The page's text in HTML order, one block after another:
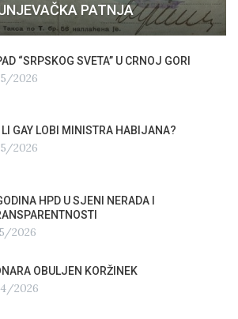
PATNJA
“SRPSKOG SVETA” U CRNOJ GORI
2026
GAY LOBI MINISTRA HABIJANA?
2026
HPD U SJENI NERADA I
2026
OBULJEN KORŽINEK
2026